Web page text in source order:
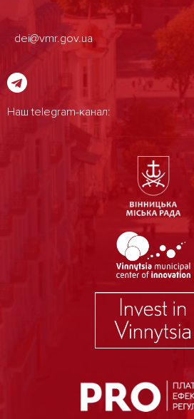
dei@vmr.gov.ua
Наш telegram-канал: